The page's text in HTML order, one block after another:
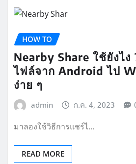
HOW TO
Nearby Share ใช้ยังไ
ไฟล์จาก Android ไป
ง่าย ๆ
admin ก.ค. 4, 2023
มาลองใช้วิธีการแชร์ไ…
READ MORE